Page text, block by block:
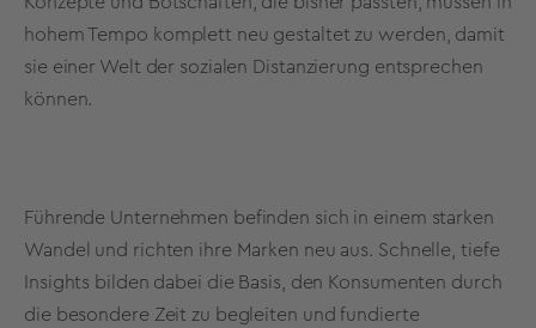
hohem Tempo komplett neu gestaltet zu werden, damit
sie einer Welt der sozialen Distanzierung entsprechen
können.
Führende Unternehmen befinden sich in einem starken
Wandel und richten ihre Marken neu aus. Schnelle, tiefe
Insights bilden dabei die Basis, den Konsumenten durch
die besondere Zeit zu begleiten und fundierte